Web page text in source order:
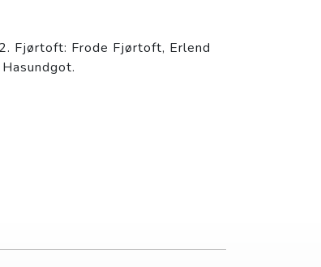
Fjørtoft: Frode Fjørtoft, Erlend